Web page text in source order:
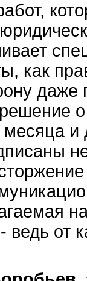
как
месяца
от